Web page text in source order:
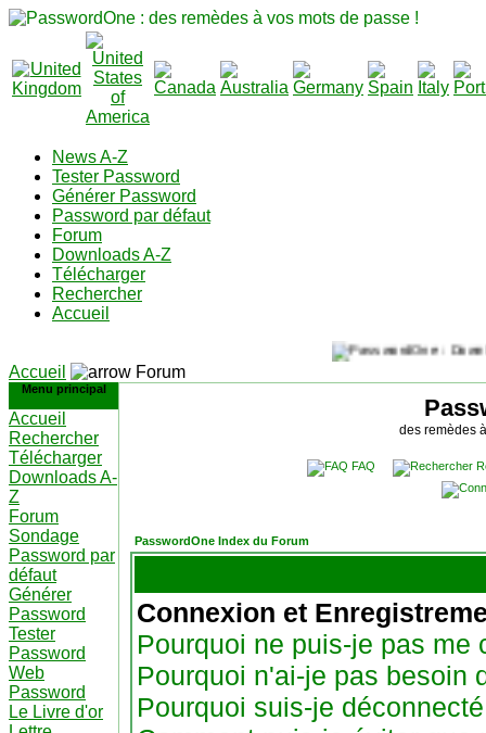
News A-Z
Tester Password
Générer Password
Password par défaut
Forum
Downloads A-Z
Télécharger
Rechercher
Accueil
Accueil Forum
Menu principal
Accueil
Rechercher
Télécharger
Downloads A-
Z
Forum
Sondage
Password par
défaut
Générer
Password
Tester
Password
Web
Password
Le Livre d'or
des remèdes
FAQ
PasswordOne Index du Forum
Connexion et
Pourquoi ne puis-je pas me
Pourquoi n'ai-je pas besoin
Pourquoi suis-je